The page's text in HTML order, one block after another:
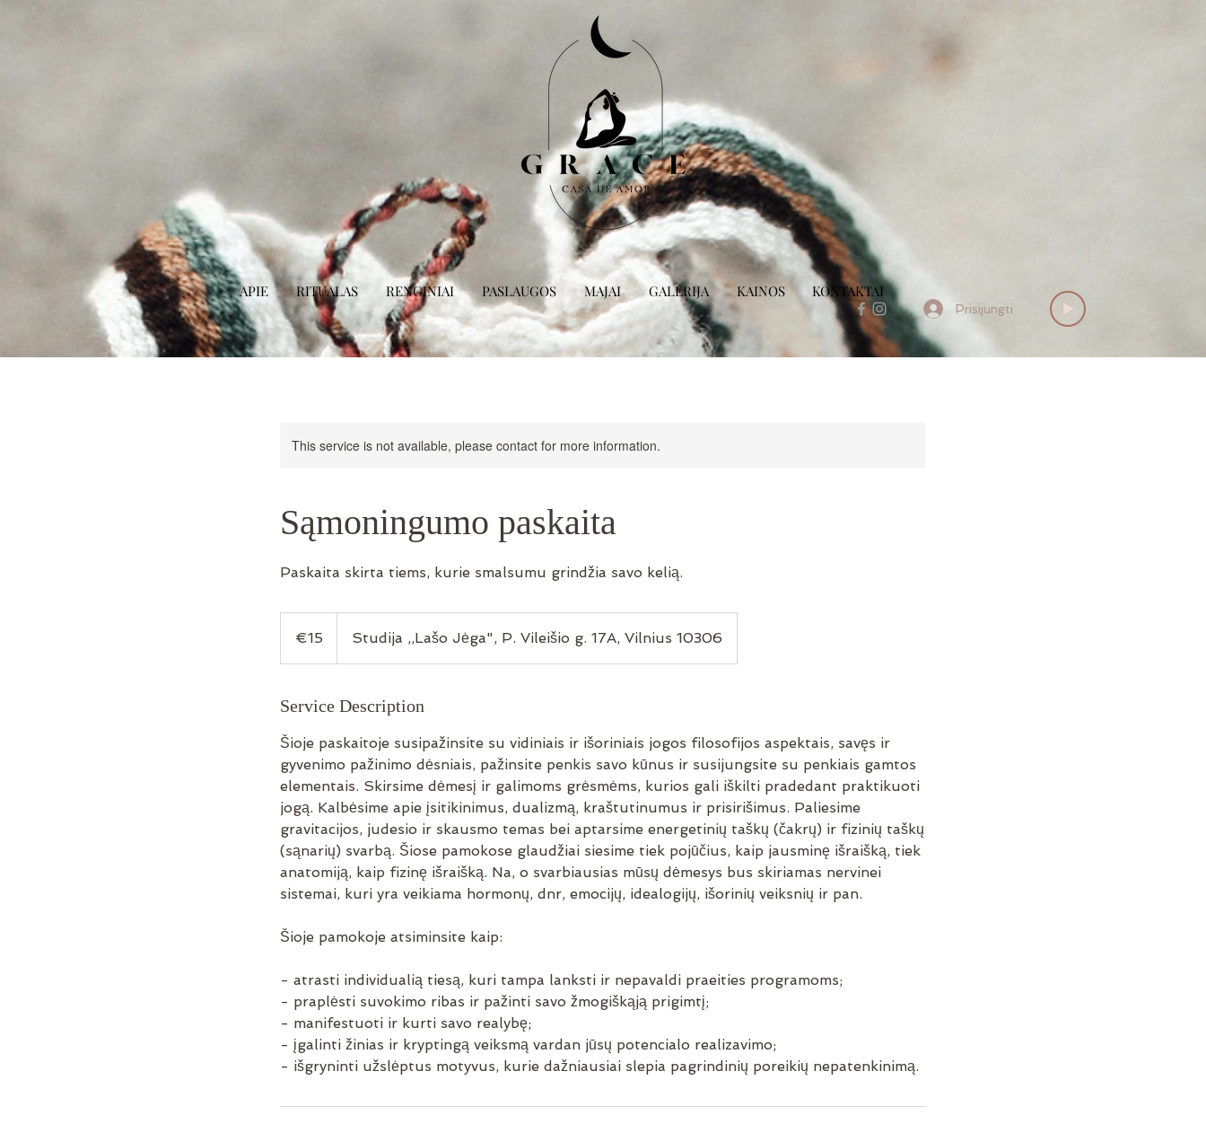
APIE RITUALAS RENGINIAI PASLAUGOS MAJAI GALERIJA KAINOS KONTAKTAI
Prisijungti
This service is not available, please contact for more information.
Sąmoningumo paskaita
Paskaita skirta tiems, kurie smalsumu grindžia savo kelią.
€15 Studija ,,Lašo Jėga", P. Vileišio g. 17A, Vilnius 10306
Service Description
Šioje paskaitoje susipažinsite su vidiniais ir išoriniais jogos filosofijos aspektais, savęs ir
gyvenimo pažinimo dėsniais, pažinsite penkis savo kūnus ir susijungsite su penkiais gamtos
elementais. Skirsime dėmesį ir galimoms grėsmėms, kurios gali iškilti pradedant praktikuoti
jogą. Kalbėsime apie įsitikinimus, dualizmą, kraštutinumus ir prisirišimus. Paliesime
gravitacijos, judesio ir skausmo temas bei aptarsime energetinių taškų (čakrų) ir fizinių taškų
(sąnarių) svarbą. Šiose pamokose glaudžiai siesime tiek pojūčius, kaip jausminę išraišką, tiek
anatomiją, kaip fizinę išraišką. Na, o svarbiausias mūsų dėmesys bus skiriamas nervinei
sistemai, kuri yra veikiama hormonų, dnr, emocijų, idealogijų, išorinių veiksnių ir pan.
Šioje pamokoje atsiminsite kaip:
- atrasti individualią tiesą, kuri tampa lanksti ir nepavaldi praeities programoms;
- praplėsti suvokimo ribas ir pažinti savo žmogiškąją prigimtį;
- manifestuoti ir kurti savo realybę;
- įgalinti žinias ir kryptingą veiksmą vardan jūsų potencialo realizavimo;
- išgryninti užslėptus motyvus, kurie dažniausiai slepia pagrindinių poreikių nepatenkinimą.